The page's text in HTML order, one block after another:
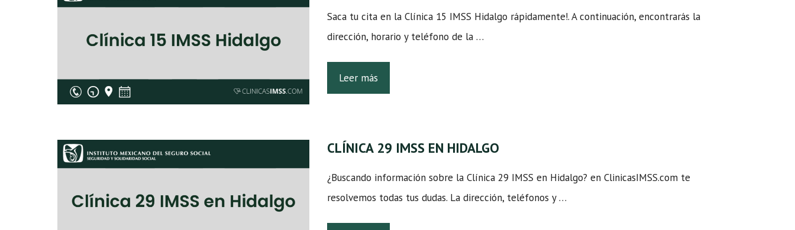
Saca tu cita en la Clínica 15 IMSS Hidalgo rápidamente!. A continuación, encontrarás la
dirección, horario y teléfono de la …
Leer más
CLÍNICA 29 IMSS EN HIDALGO
¿Buscando información sobre la Clínica 29 IMSS en Hidalgo? en ClinicasIMSS.com te
resolvemos todas tus dudas. La dirección, teléfonos y …